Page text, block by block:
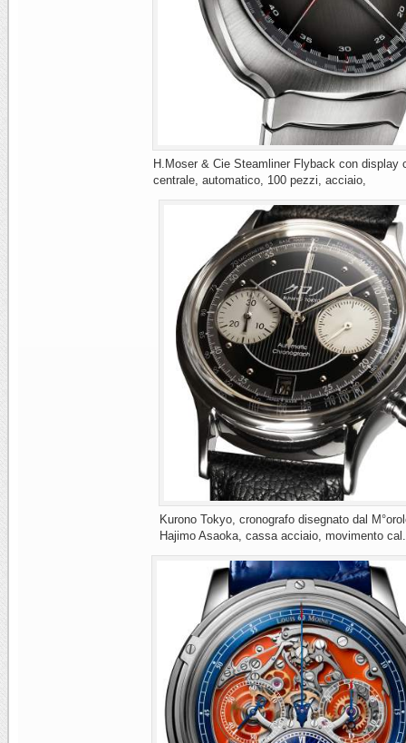
H.Moser & Cie Steamliner Flyback con display
centrale, automatico, 100 pezzi, acciaio,
Kurono Tokyo, cronografo disegnato dal
Hajimo Asaoka, cassa acciaio, movimento